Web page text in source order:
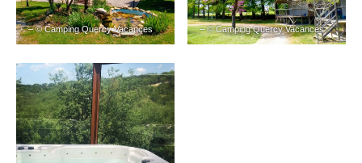
– © Camping Quercy Vacances – © Camping Quercy Vacances